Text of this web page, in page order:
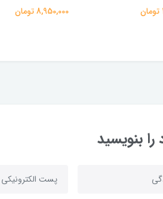
8,950,000 تومان
بنویسید